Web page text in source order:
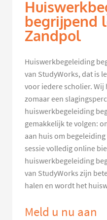
begrijpend
Zandpol
Huiswerkbegeleiding
van StudyWorks, dat is
voor iedere scholier.
zomaar een
huiswerkbegeleiding
gemakkelijk te volgen:
aan huis om
sessie volledig online
huiswerkbegeleiding
van StudyWorks zijn
halen en wordt het
Meld u nu aan